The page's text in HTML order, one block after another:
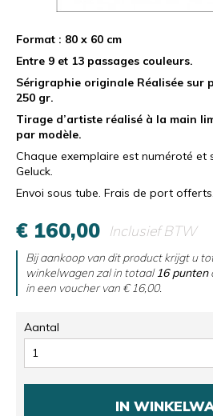
Format : 80 x 60 cm
Entre 9 et 13 passages couleurs.
Sérigraphie originale Réalisée sur
250 gr.
Tirage d’artiste réalisé à la main
par modèle.
Chaque exemplaire est numéroté et
Geluck.
Envoi sous tube. Frais de port offerts.
€ 160,00 Inclusief BTW
Bij aankoop van dit product krijgt u
winkelwagen zal in totaal16punten
in een voucher van € 16,00.
Aantal
IN